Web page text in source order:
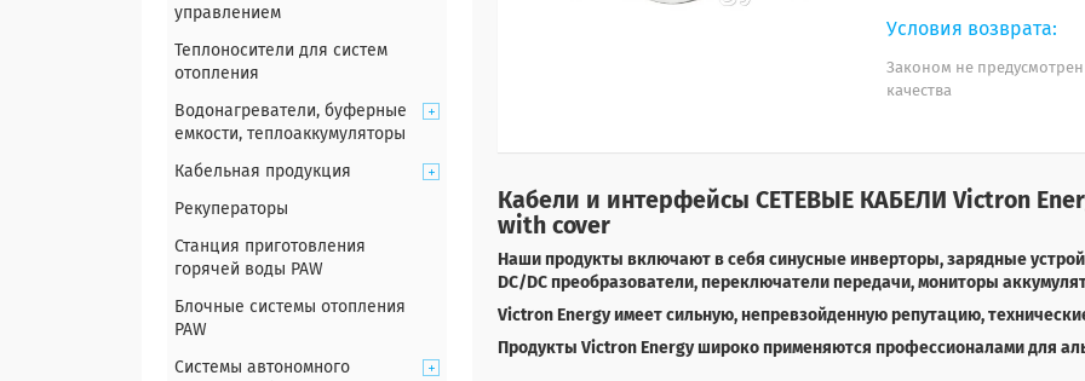
Законом не
качества
Кабели и интерфейсы СЕТЕВЫЕ КАБЕЛИ Victron
with cover
Наши продукты включают в себя синусные инверторы, зарядные
DC/DC преобразователи, переключатели передачи, мониторы
Victron Energy имеет сильную, непревзойденную репутацию,
Продукты Victron Energyшироко применяются профессионалами для
управлением
Теплоносители для систем
отопления
Водонагреватели, буферные
емкости, теплоаккумуляторы
Кабельная продукция
Рекуператоры
Станция приготовления
горячей воды PAW
Блочные системы отопления
PAW
Системы автономного